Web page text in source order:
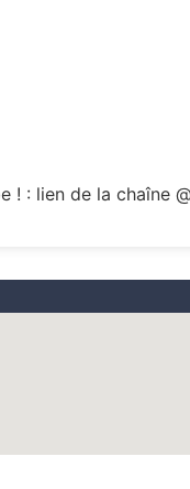
! : lien de la chaîne